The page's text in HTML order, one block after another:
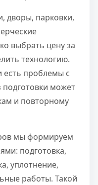
дворы, парковки,
выбрать цену за
технологию.
есть проблемы с
подготовки может
и повторному
мы формируем
подготовка,
уплотнение,
работы. Такой